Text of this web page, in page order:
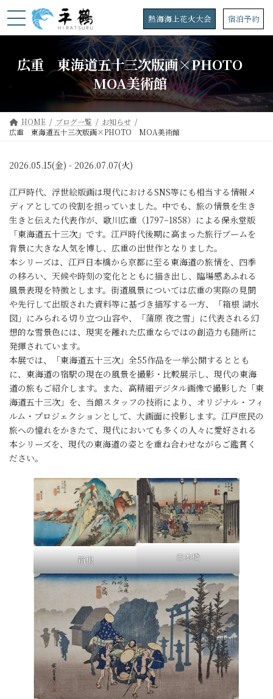
ン
プ
ビ
動
熱海海上花火大会 宿泊予約
広重 東海道五十三次版画×PHOTO
MOA美術館
HOME ブログ一覧
お知らせ
広重 東海道五十三次版画×PHOTO MOA美術館
2026.05.15(金) - 2026.07.07(火)
江戸時代、浮世絵版画は現代におけるSNS等にも相当する情報メ
ディアとしての役割を担っていました。中でも、旅の情景を生き
生きと伝えた代表作が、歌川広重（1797–1858）による保永堂版
「東海道五十三次」です。江戸時代後期に高まった旅行ブームを
背景に大きな人気を博し、広重の出世作となりました。
本シリーズは、江戸日本橋から京都に至る東海道の旅情を、四季
の移ろい、天候や時刻の変化とともに描き出し、臨場感あふれる
風景表現を特徴とします。街道風景については広重の実際の見聞
や先行して出版された資料等に基づき描写する一方、「箱根 湖水
図」にみられる切り立つ山容や、「蒲原 夜之雪」に代表される幻
想的な雪景色には、現実を離れた広重ならではの創造力も随所に
発揮されています。
本展では、「東海道五十三次」全55作品を一挙公開するととも
に、東海道の宿駅の現在の風景を撮影・比較展示し、現代の東海
道の旅もご紹介します。また、高精細デジタル画像で撮影した「東
海道五十三次」を、当館スタッフの技術により、オリジナル・フィ
ルム・プロジェクションとして、大画面に投影します。江戸庶民の
旅への憧れをかきたて、現代においても多くの人々に愛好される
本シリーズを、現代の東海道の姿とを重ね合わせながらご鑑賞く
ださい。
箱根 日本橋